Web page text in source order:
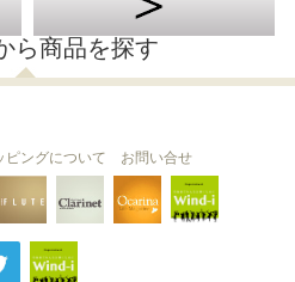
ら商品を探す
The Clarinet
ピングについて お問い合せ